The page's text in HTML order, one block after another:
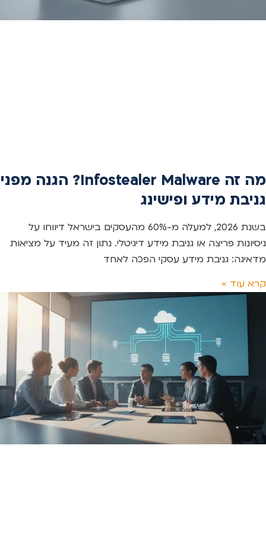
מה זה Infostealer Malware? הגנה מפני
גניבת מידע ופישינג
בשנת 2026, למעלה מ-60% מהעסקים בישראל דיווחו על
ניסיונות פריצה או גניבת מידע דיגיטלי. נתון זה מעיד על מציאות
מדאיגה: גניבת מידע עסקי הפכה לאחד
קרא עוד »